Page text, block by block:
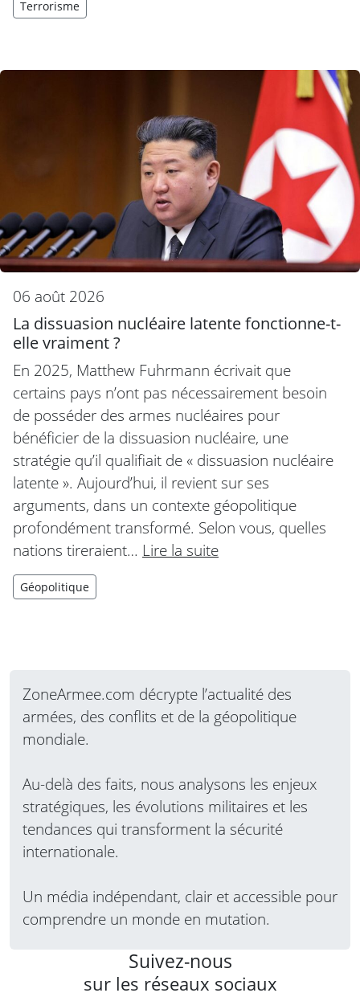
Terrorisme
06 août 2026
La dissuasion nucléaire latente fonctionne-t-
elle vraiment ?
En 2025, Matthew Fuhrmann écrivait que
certains pays n’ont pas nécessairement besoin
de posséder des armes nucléaires pour
bénéficier de la dissuasion nucléaire, une
stratégie qu’il qualifiait de « dissuasion nucléaire
latente ». Aujourd’hui, il revient sur ses
arguments, dans un contexte géopolitique
profondément transformé. Selon vous, quelles
nations tireraient… Lire la suite
Géopolitique
ZoneArmee.com décrypte l’actualité des
armées, des conflits et de la géopolitique
mondiale.
Au-delà des faits, nous analysons les enjeux
stratégiques, les évolutions militaires et les
tendances qui transforment la sécurité
internationale.
Un média indépendant, clair et accessible pour
comprendre un monde en mutation.
Suivez-nous
sur les réseaux sociaux